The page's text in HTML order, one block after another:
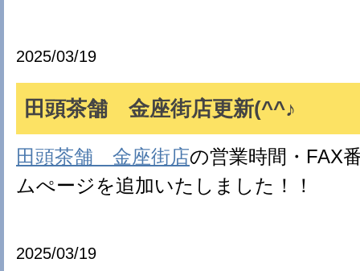
2025/03/19
田頭茶舗 金座街店更新(^^♪
田頭茶舗 金座街店の営業時間・FAX
ムぺージを追加いたしました！！
2025/03/19